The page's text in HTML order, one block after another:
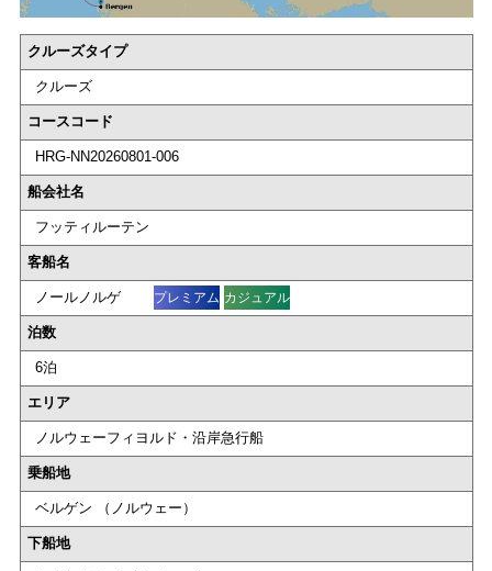
クルーズタイプ
クルーズ
コースコード
HRG-NN20260801-006
船会社名
フッティルーテン
客船名
ノールノルゲ プレミアム カジュアル
泊数
6泊
エリア
ノルウェーフィヨルド・沿岸急行船
乗船地
ベルゲン （ノルウェー）
下船地